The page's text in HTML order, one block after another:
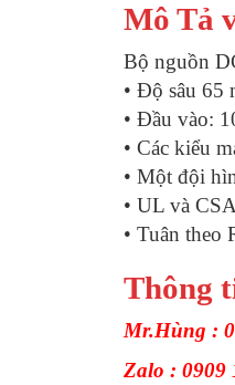
Mô Tả
Bộ nguồn
• Độ sâu 65
• Đầu vào:
• Các kiểu
• Một đội
• UL và
• Tuân theo
Thông
Mr.Hùng :
Zalo : 0909